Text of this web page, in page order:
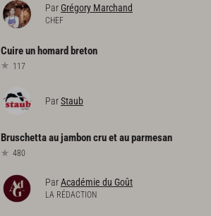
ParGrégory Marchand
CHEF
Cuireun homard breton
117
ParStaub
Bruschettaaujamboncruetauparmesan
480
ParAcadémie du Goût
LA RÉDACTION